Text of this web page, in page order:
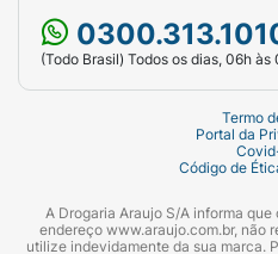
(Todo Brasil) Todos os dias, 06h às
Termo
Portal da
Código de
A Drogaria Araujo S/A informa
endereço www.araujo.com.br, não
utilize indevidamente da sua marca.